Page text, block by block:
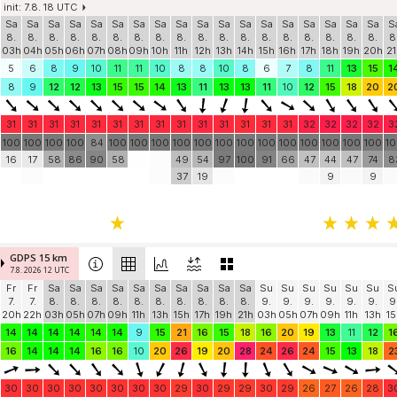
init: 7.8. 18 UTC
Sa
8.
03h
Sa
8.
04h
Sa
8.
05h
Sa
8.
06h
Sa
8.
07h
Sa
8.
08h
Sa
8.
09h
Sa
8.
10h
Sa
8.
11h
Sa
8.
12h
Sa
8.
13h
Sa
8.
14h
Sa
8.
15h
Sa
8.
16h
Sa
8.
17h
Sa
8.
18h
Sa
8.
19h
Sa
8.
20h
5
6 8 9 10 11 11 10 8 8 10 8 6 7 8 11 13 15
8
9 12 12 13 15 15 14 13 11 13 13 11 10 12 15 18 20
31 31 31 31 31 31 31 31 31 31 31 31 31 31 32 32 32 32
100
16
100
17
100
58
100
86
84
90
100
58
100 100 100
49
37
100
54
19
100
97
100
100
100
91
100
66
100
47
100
44
9
100
47
100
74
9
GDPS 15 km
7.8. 2026 12 UTC
Fr
7.
20h
Fr
7.
22h
Sa
8.
03h
Sa
8.
05h
Sa
8.
07h
Sa
8.
09h
Sa
8.
11h
Sa
8.
13h
Sa
8.
15h
Sa
8.
17h
Sa
8.
19h
Sa
8.
21h
Su
9.
03h
Su
9.
05h
Su
9.
07h
Su
9.
09h
Su
9.
11h
Su
9.
13h
14
14 14 14 14 14 9 15 21 16 15 18 16 20 19 13 11 12
16
14 14 14 16 16 10 20 26 19 20 28 24 26 24 15 13 18
30 30 30 30 30 30 30 30 29 30 29 29 30 29 26 27 26 28